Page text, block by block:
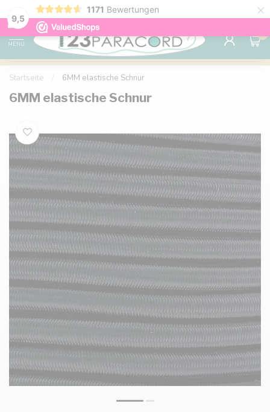
9,5
1171 Bewertungen ×
Kostenlose Lieferung nach Hause ab 150 €
MENU
0
Startseite 6MM elastische Schnur
6MM elastische Schnur